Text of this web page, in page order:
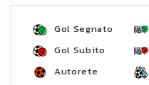
Gol Segnato
Gol Subito
Autorete